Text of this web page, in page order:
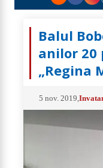
Balul
anilor 20
„Regina
5 nov. 2019 ,